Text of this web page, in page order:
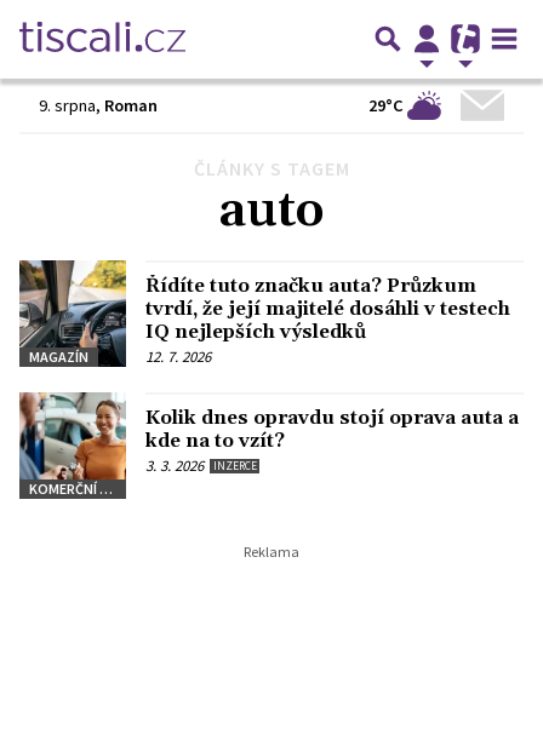
9. srpna, Roman 29°C
ČLÁNKY S TAGEM
auto
MAGAZÍN
Řídíte tuto značku auta? Průzkum
tvrdí, že její majitelé dosáhli v testech
IQ nejlepších výsledků
12. 7. 2026
KOMERČNÍ SDĚLENÍ
Kolik dnes opravdu stojí oprava auta a
kde na to vzít?
3. 3. 2026 INZERCE
Další